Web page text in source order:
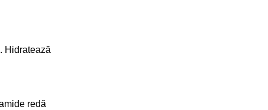
Hidratează
redă